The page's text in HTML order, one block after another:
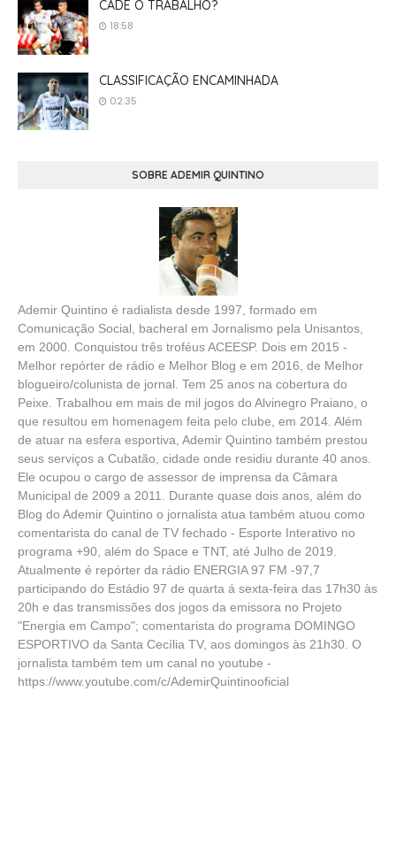
CADÊ O TRABALHO?
18:58
CLASSIFICAÇÃO ENCAMINHADA
02:35
SOBRE ADEMIR QUINTINO
Ademir Quintino é radialista desde 1997, formado em
Comunicação Social, bacheral em Jornalismo pela Unisantos,
em 2000. Conquistou três troféus ACEESP. Dois em 2015 -
Melhor repórter de rádio e Melhor Blog e em 2016, de Melhor
blogueiro/colunista de jornal. Tem 25 anos na cobertura do
Peixe. Trabalhou em mais de mil jogos do Alvinegro Praiano, o
que resultou em homenagem feita pelo clube, em 2014. Além
de atuar na esfera esportiva, Ademir Quintino também prestou
seus serviços a Cubatão, cidade onde residiu durante 40 anos.
Ele ocupou o cargo de assessor de imprensa da Câmara
Municipal de 2009 a 2011. Durante quase dois anos, além do
Blog do Ademir Quintino o jornalista atua também atuou como
comentarista do canal de TV fechado - Esporte Interativo no
programa +90, além do Space e TNT, até Julho de 2019.
Atualmente é repórter da rádio ENERGIA 97 FM -97,7
participando do Estádio 97 de quarta á sexta-feira das 17h30 às
20h e das transmissões dos jogos da emissora no Projeto
"Energia em Campo"; comentarista do programa DOMINGO
ESPORTIVO da Santa Cecília TV, aos domingos às 21h30. O
jornalista também tem um canal no youtube -
https://www.youtube.com/c/AdemirQuintinooficial